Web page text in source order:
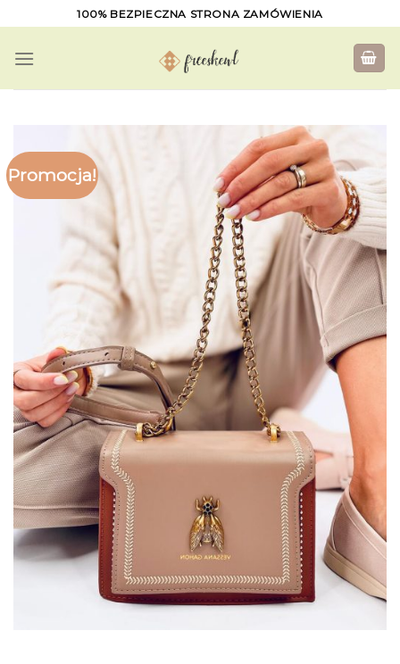
to
content
100% BEZPIECZNA STRONA ZAMÓWIENIA
Promocja!